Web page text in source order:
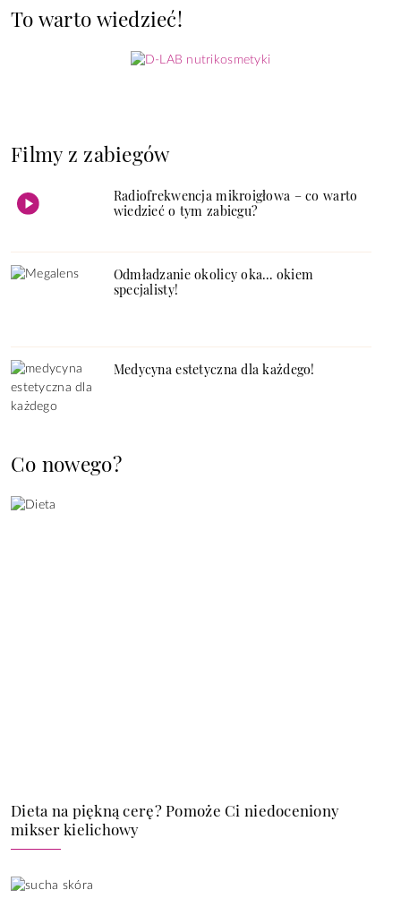
To warto wiedzieć!
Filmy z zabiegów
Radiofrekwencja mikroigłowa – co warto
wiedzieć o tym zabiegu?
Odmładzanie okolicy oka… okiem
specjalisty!
Medycyna estetyczna dla każdego!
Co nowego?
Dieta na piękną cerę? Pomoże Ci niedoceniony
mikser kielichowy